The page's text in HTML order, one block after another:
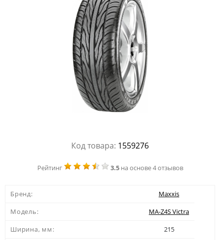
Код товара: 1559276
Рейтинг 3.5на основе 4 отзывов
Бренд:
Maxxis
Модель:
MA-Z4S Victra
Ширина, мм:
215